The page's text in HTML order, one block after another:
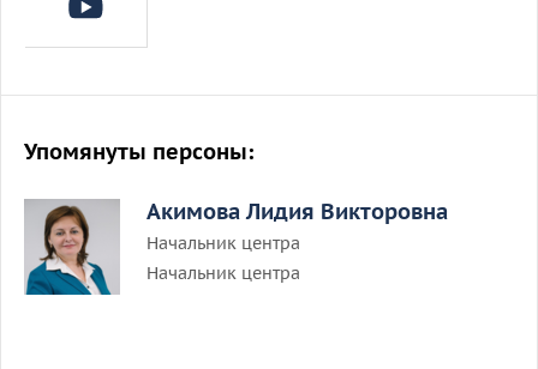
Упомянуты персоны:
Акимова Лидия Викторовна
Начальник центра
Начальник центра